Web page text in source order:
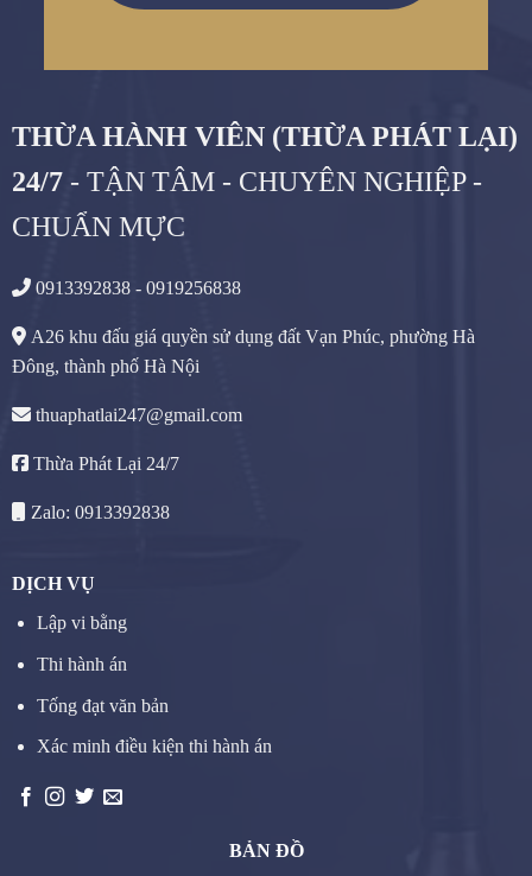
THỪA HÀNH VIÊN (THỪA PHÁT LẠI)
24/7- TẬN TÂM - CHUYÊN NGHIỆP -
CHUẨN MỰC
0913392838 - 0919256838
A26 khu đấu giá quyền sử dụng đất Vạn Phúc, phường Hà
Đông, thành phố Hà Nội
thuaphatlai247@gmail.com
Thừa Phát Lại 24/7
Zalo: 0913392838
DỊCH VỤ
Lập vi bằng
Thi hành án
Tống đạt văn bản
Xác minh điều kiện thi hành án
BẢN ĐỒ